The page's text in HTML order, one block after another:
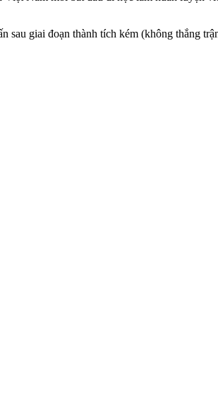
giai đoạn thành tích kém (không thắng